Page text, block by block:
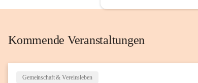
Kommende Veranstaltungen
Gemeinschaft & Vereinsleben